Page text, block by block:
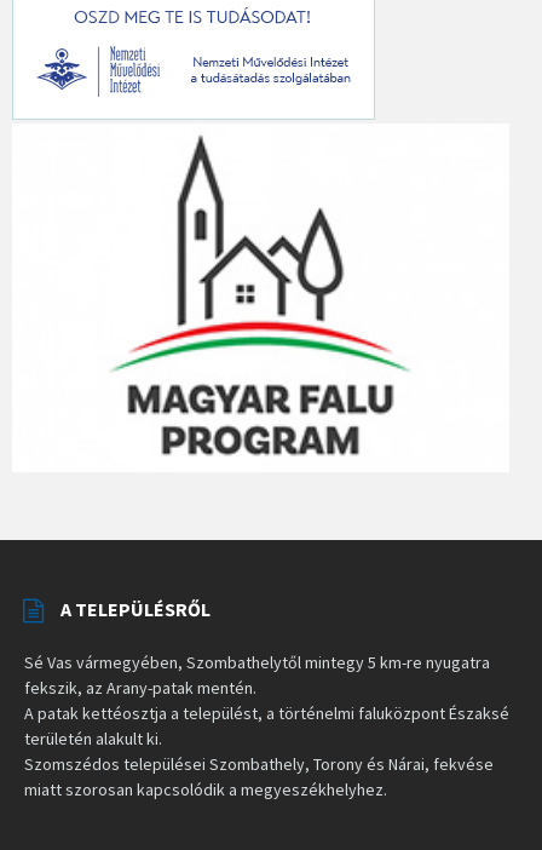
A TELEPÜLÉSRŐL
Sé Vas vármegyében, Szombathelytől mintegy 5 km-re nyugatra
fekszik, az Arany-patak mentén.
A patak kettéosztja a települést, a történelmi faluközpont Északsé
területén alakult ki.
Szomszédos települései Szombathely, Torony és Nárai, fekvése
miatt szorosan kapcsolódik a megyeszékhelyhez.